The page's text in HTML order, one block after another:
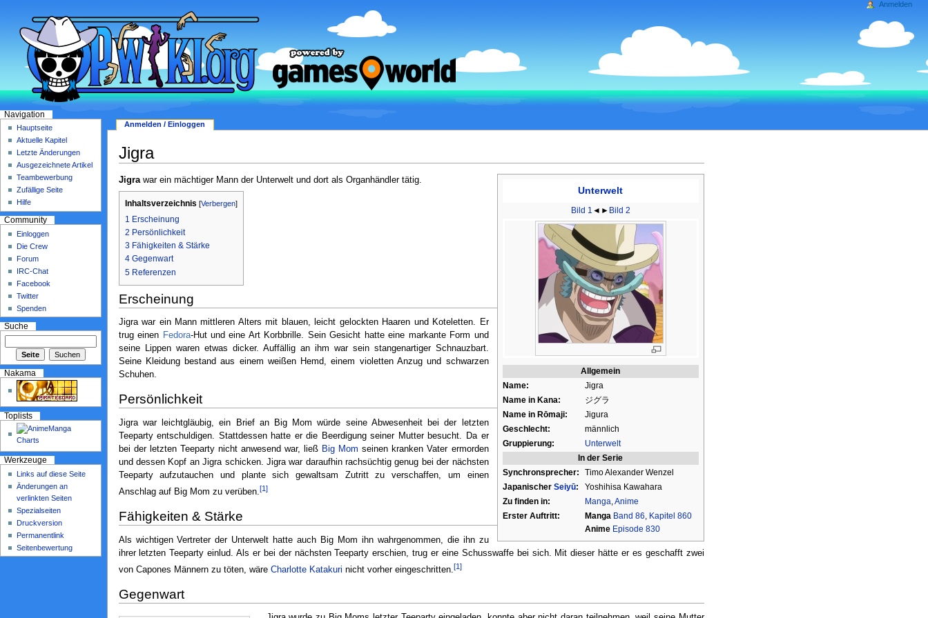
Jigra
Unterwelt
Bild 1 ◄► Bild 2
Allgemein
Name:
Jigra
Name in Kana:
ジグラ
Name in Rōmaji:
Jigura
Geschlecht:
männlich
Gruppierung:
Unterwelt
In der Serie
Synchronsprecher:
Timo Alexander Wenzel
Japanischer Seiyū:
Yoshihisa Kawahara
Zu finden in:
Manga Anime
Erster Auftritt:
Manga Band 86 Kapitel 860
Anime Episode 830
Jigrawar ein mächtiger Mann der Unterwelt und dort als Organhändler tätig.
Inhaltsverzeichnis [Verbergen]
1 Erscheinung
2 Persönlichkeit
3 Fähigkeiten & Stärke
4 Gegenwart
5 Referenzen
Erscheinung
Jigra war ein Mann mittleren Alters mit blauen, leicht gelockten Haaren und Koteletten. Er
trug einen Fedora-Hut und eine Art Korbbrille. Sein Gesicht hatte eine markante Form und
seine Lippen waren etwas dicker. Auffällig an ihm war sein stangenartiger Schnauzbart.
Seine Kleidung bestand aus einem weißen Hemd, einem violetten Anzug und schwarzen
Schuhen.
Persönlichkeit
Jigra war leichtgläubig, ein Brief an Big Mom würde seine Abwesenheit bei der letzten
Teeparty entschuldigen. Stattdessen hatte er die Beerdigung seiner Mutter besucht. Da er
bei der letzten Teeparty nicht anwesend war, ließ Big Mom seinen kranken Vater ermorden
und dessen Kopf an Jigra schicken. Jigra war daraufhin rachsüchtig genug bei der nächsten
Teeparty aufzutauchen und plante sich gewaltsam Zutritt zu verschaffen, um einen
Anschlag auf Big Mom zu verüben.[1]
Fähigkeiten & Stärke
Als wichtigen Vertreter der Unterwelt hatte auch Big Mom ihn wahrgenommen, die ihn zu
ihrer letzten Teeparty einlud. Als er bei der nächsten Teeparty erschien, trug er eine Schusswaffe bei sich. Mit dieser hätte er es geschafft zwei
von Capones Männern zu töten, wäre Charlotte Katakuri nicht vorher eingeschritten.[1]
Gegenwart
Anmelden / Einloggen
Anmelden
Navigation
Hauptseite
Aktuelle Kapitel
Letzte Änderungen
Ausgezeichnete Artikel
Teambewerbung
Zufällige Seite
Hilfe
Community
Einloggen
Die Crew
Forum
IRC-Chat
Facebook
Twitter
Spenden
Suche
Nakama
Toplists
Werkzeuge
Links auf diese Seite
Änderungen an
verlinkten Seiten
Spezialseiten
Druckversion
Permanentlink
Seitenbewertung